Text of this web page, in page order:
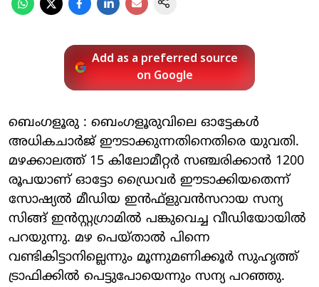
Add as a preferred source
on Google
ബെംഗളൂരു : ബെംഗളൂരുവിലെ ഓട്ടേകള്‍
അധികചാര്‍ജ് ഈടാക്കുന്നതിനെതിരെ യുവതി.
മഴക്കാലത്ത് 15 കിലോമീറ്റര്‍ സഞ്ചരിക്കാന്‍ 1200
രൂപയാണ് ഓട്ടോ ഡ്രൈവര്‍ ഈടാക്കിയതെന്ന്
സോഷ്യല്‍ മീഡിയ ഇന്‍ഫ്‌ളുവന്‍സറായ സന്യ
സിങ്ങ് ഇന്‍സ്റ്റഗ്രാമില്‍ പങ്കുവെച്ച വീഡിയോയില്‍
പറയുന്നു. മഴ പെയ്താല്‍ പിന്നെ
വണ്ടികിട്ടാനില്ലെന്നും മൂന്നുമണിക്കൂര്‍ സുഹൃത്ത്
ട്രാഫിക്കില്‍ പെട്ടുപോയെന്നും സന്യ പറഞ്ഞു.